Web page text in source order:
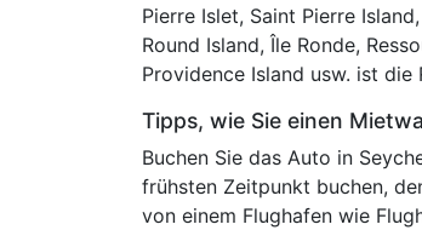
Pierre Islet, Saint Pierre
Round Island, Île Ronde,
Providence Island usw. ist
Tipps, wie Sie einen
Buchen Sie das Auto in
frühsten Zeitpunkt buchen,
von einem Flughafen wie